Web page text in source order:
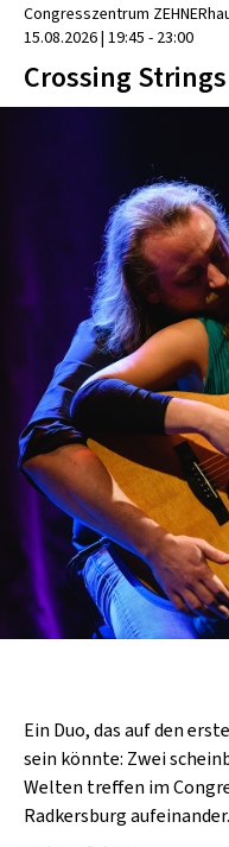
Congresszentrum
15.08.2026| 19:45 - 23:00
Crossing Strings
Ein Duo, das auf den
sein könnte: Zwei
Welten treffen im
Radkersburg aufeinander.